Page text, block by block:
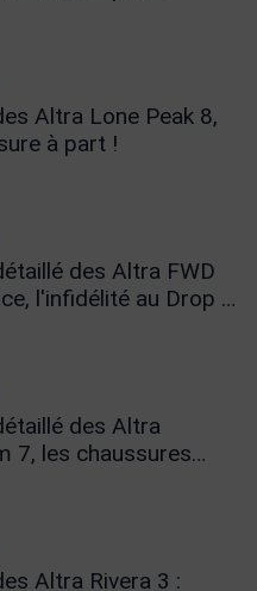
Altra Lone Peak 8,
à part !
des Altra FWD
l'infidélité au Drop 0
des Altra
7, les chaussures
Altra Rivera 3 :